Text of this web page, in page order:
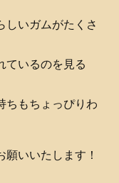
しいガムがたくさ
ているのを見る
ちもちょっぴりわ
いいたします！